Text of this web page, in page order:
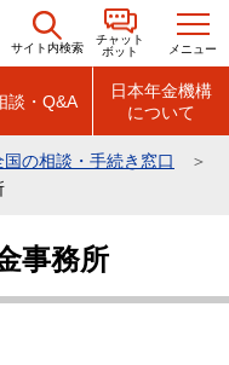
サイト内検索
チャット
ボット
メニュー
談・Q&A
日本年金機構
について
国の相談・手続き窓口
事務所